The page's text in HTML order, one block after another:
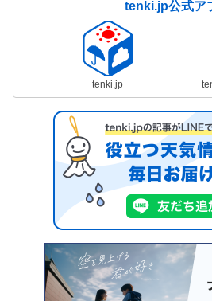
tenki.jp公式ア
tenki.jp